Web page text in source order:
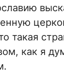
такая
как я